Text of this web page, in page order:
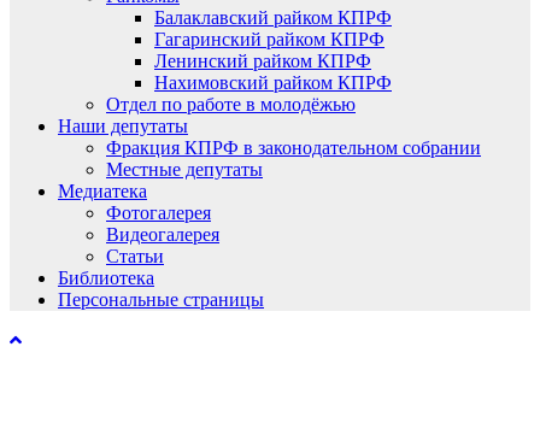
Балаклавский райком КПРФ
Гагаринский райком КПРФ
Ленинский райком КПРФ
Нахимовский райком КПРФ
Отдел по работе в молодёжью
Наши депутаты
Фракция КПРФ в законодательном собрании
Местные депутаты
Медиатека
Фотогалерея
Видеогалерея
Статьи
Библиотека
Персональные страницы